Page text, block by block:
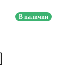
В наличии